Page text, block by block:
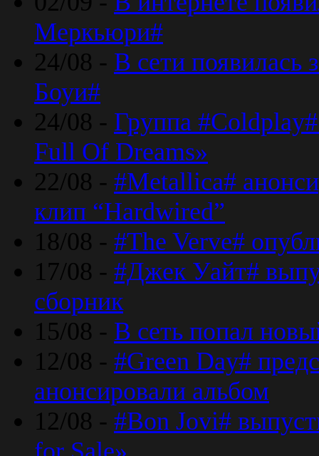
Меркьюри#
24/08 - В сети появилась
Боуи#
24/08 - Группа
Full Of Dreams»
22/08 - #Metallica#
клип “Hardwired”
18/08 - #The Verve#
17/08 - #Джек Уайт#
сборник
15/08 - В сеть попал
12/08 - #Green Day#
анонсировали альбом
12/08 - #Bon Jovi#